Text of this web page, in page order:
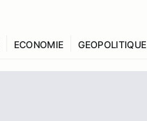
ECONOMIE GEOPOLITIQUE